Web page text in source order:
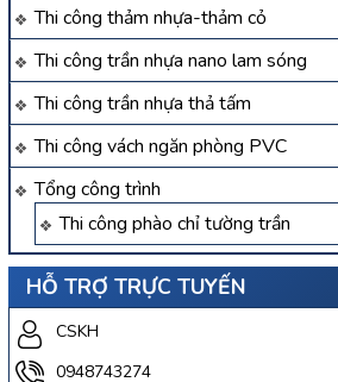
Thi công thảm nhựa-thảm cỏ
Thi công trần nhựa nano lam sóng
Thi công trần nhựa thả tấm
Thi công vách ngăn phòng PVC
Tổng công trình
Thi công phào chỉ tường trần
HỖ TRỢ TRỰC TUYẾN
CSKH
0948743274